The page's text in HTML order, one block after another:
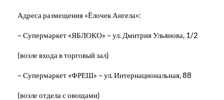
Адреса размещения «Ёлочек Ангела»:
– Супермаркет «ЯБЛОКО» – ул. Дмитрия Ульянова, 1/2
(возле входа в торговый зал)
– Супермаркет «ФРЕШ» – ул. Интернациональная, 88
(возле отдела с овощами)